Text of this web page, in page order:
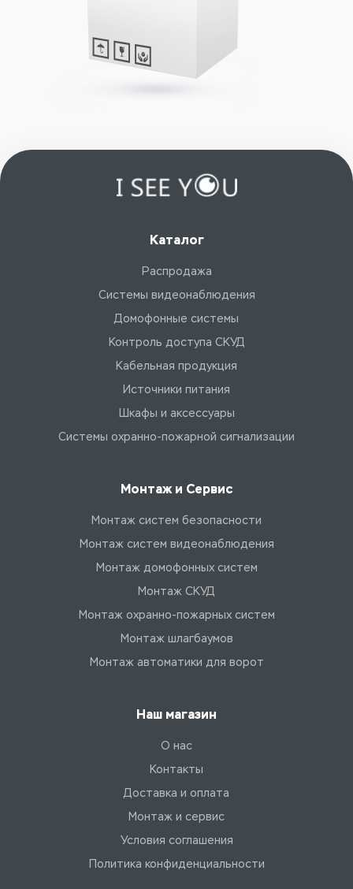
Каталог
Распродажа
Системы видеонаблюдения
Домофонные системы
Контроль доступа СКУД
Кабельная продукция
Источники питания
Шкафы и аксессуары
Системы охранно-пожарной сигнализации
Монтаж и Сервис
Монтаж систем безопасности
Монтаж систем видеонаблюдения
Монтаж домофонных систем
Монтаж СКУД
Монтаж охранно-пожарных систем
Монтаж шлагбаумов
Монтаж автоматики для ворот
Наш магазин
О нас
Контакты
Доставка и оплата
Монтаж и сервис
Условия соглашения
Политика конфиденциальности